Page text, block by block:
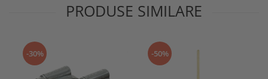
PRODUSE SIMILARE
-30% -50%